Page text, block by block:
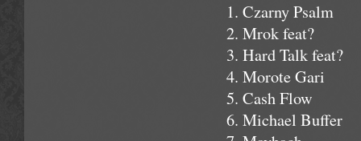
1. Czarny Psalm
2. Mrok feat?
3. Hard Talk feat?
4. Morote Gari
5. Cash Flow
6. Michael Buffer